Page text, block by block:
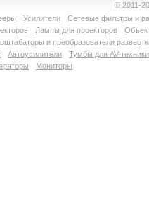
© 2011-
Усилители
Сетевые фильтры и
Лампы для проекторов
и преобразователи
Автоусилители
Тумбы для AV-техники
Мониторы